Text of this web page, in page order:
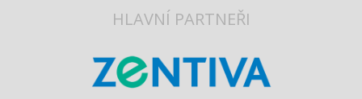
HLAVNÍ PARTNEŘI